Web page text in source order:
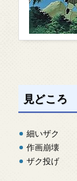
見どころ
細いザク
作画崩壊
ザク投げ